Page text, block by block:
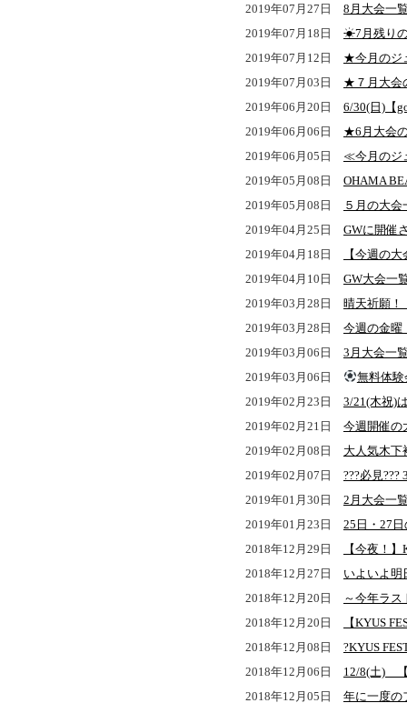
2019年07月27日 8月大会一
2019年07月18日 ☀7月残り
2019年07月12日 ★今月のジ
2019年07月03日 ★７月大会
2019年06月20日 6/30(日)【
2019年06月06日 ★6月大会
2019年06月05日 ≪今月のジ
2019年05月08日 OHAMA
2019年05月08日
５月の大
2019年04月25日 GWに開催
2019年04月18日
【今週の
2019年04月10日 GW大会一
2019年03月28日 晴天祈願！
2019年03月28日 今週の金曜
2019年03月06日 3月大会一
2019年03月06日
無料体
2019年02月23日 3/21(木祝)
2019年02月21日 今週開催の
2019年02月08日 大人気木下
2019年02月07日 ???必見???
2019年01月30日 2月大会一
2019年01月23日 25日・27
2018年12月29日
【今夜！
2018年12月27日 いよいよ明
2018年12月20日
～今年ラ
2018年12月20日
【KYUS
2018年12月08日 ?KYUS
2018年12月06日 12/8(土) 【
2018年12月05日 年に一度の